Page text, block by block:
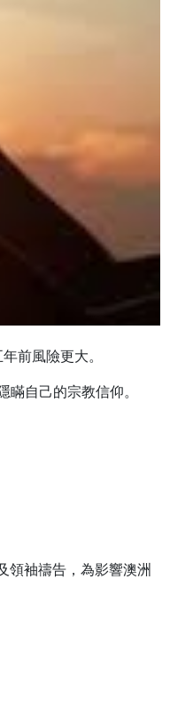
前風險更大。
自己的宗教信仰。
領袖禱告，為影響澳洲